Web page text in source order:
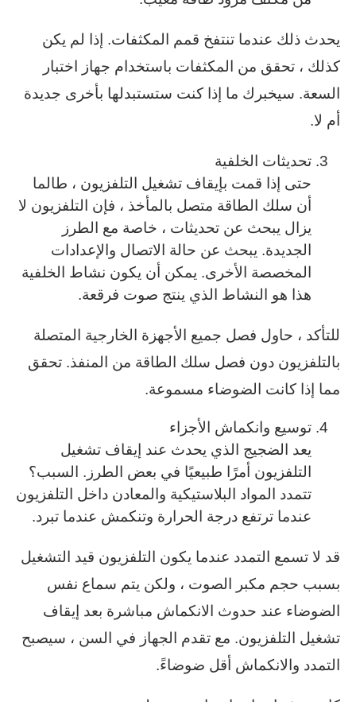
يحدث ذلك عندما تنتفخ قمم المكثفات. إذا لم يكن
كذلك ، تحقق من المكثفات باستخدام جهاز اختبار
السعة. سيخبرك ما إذا كنت ستستبدلها بأخرى جديدة
أم لا.
تحديثات الخلفية
حتى إذا قمت بإيقاف تشغيل التلفزيون ، طالما
أن سلك الطاقة متصل بالمأخذ ، فإن التلفزيون لا
يزال يبحث عن تحديثات ، خاصة مع الطرز
الجديدة. يبحث عن حالة الاتصال والإعدادات
المخصصة الأخرى. يمكن أن يكون نشاط الخلفية
هذا هو النشاط الذي ينتج صوت فرقعة.
للتأكد ، حاول فصل جميع الأجهزة الخارجية المتصلة
بالتلفزيون دون فصل سلك الطاقة من المنفذ. تحقق
مما إذا كانت الضوضاء مسموعة.
توسيع وانكماش الأجزاء
يعد الضجيج الذي يحدث عند إيقاف تشغيل
التلفزيون أمرًا طبيعيًا في بعض الطرز. السبب؟
تتمدد المواد البلاستيكية والمعادن داخل التلفزيون
عندما ترتفع درجة الحرارة وتنكمش عندما تبرد.
قد لا تسمع التمدد عندما يكون التلفزيون قيد التشغيل
بسبب حجم مكبر الصوت ، ولكن يتم سماع نفس
الضوضاء عند حدوث الانكماش مباشرة بعد إيقاف
تشغيل التلفزيون. مع تقدم الجهاز في السن ، سيصبح
التمدد والانكماش أقل ضوضاءً.